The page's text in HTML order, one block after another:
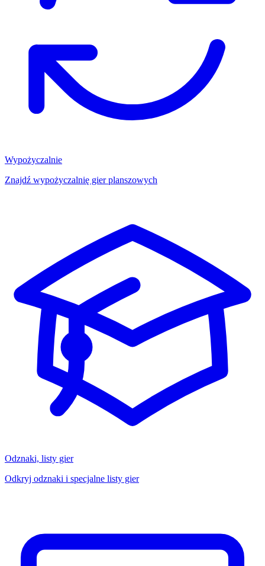
Wypożyczalnie
Znajdź wypożyczalnię gier planszowych
Odznaki, listy gier
Odkryj odznaki i specjalne listy gier